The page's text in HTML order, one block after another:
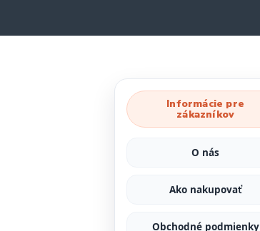
Informácie pre
zákazníkov
O nás
Ako nakupovať
Obchodné podmienky